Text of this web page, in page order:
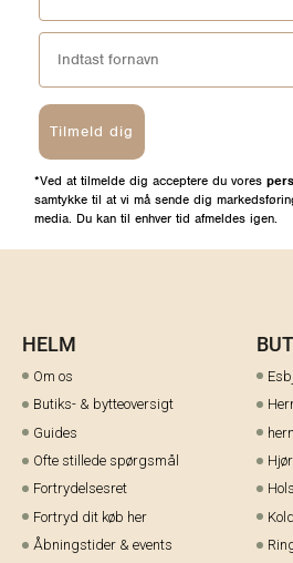
Tilmeld dig
*Ved at tilmelde dig acceptere du vores
samtykke til at vi må sende dig
media. Du kan til enhver tid afmeldes igen.
HELM
Om os
Butiks- & bytteoversigt
Guides
Ofte stillede spørgsmål
Fortrydelsesret
Fortryd dit køb her
Åbningstider & events